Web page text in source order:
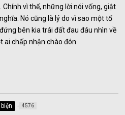
vì thế, những lời nói vống, giật
Nó cũng là lý do vì sao một tổ
bên kia trái đất đau đáu nhìn về
chấp nhận chào đón.
4576